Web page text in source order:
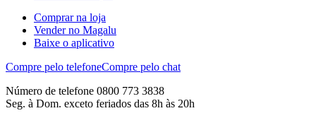
Comprar na loja
Vender no Magalu
Baixe o aplicativo
Compre pelo telefoneCompre pelo chat
Número de telefone 0800 773 3838
Seg. à Dom. exceto feriados das 8h às 20h